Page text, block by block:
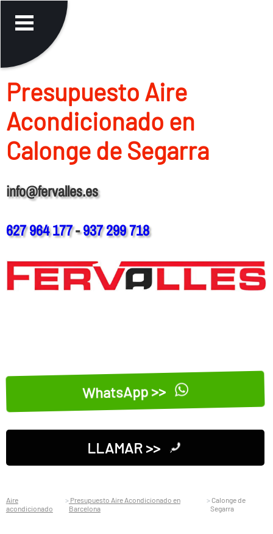
Presupuesto Aire
Acondicionado en
Calonge de Segarra
info@fervalles.es
627 964 177-937 299 718
WhatsApp >>
LLAMAR >>
Aire
acondicionado
Presupuesto Aire Acondicionado en
Barcelona
Calonge de
Segarra